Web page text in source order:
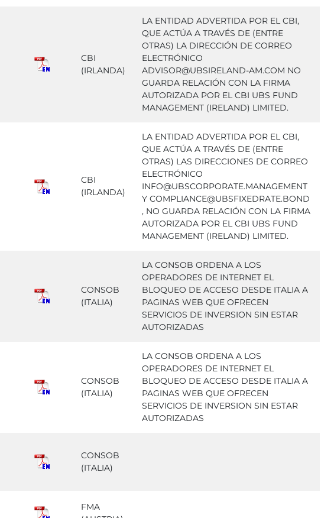
CBI
(IRLANDA)
LA ENTIDAD ADVERTIDA POR EL CBI,
QUE ACTÚA A TRAVÉS DE (ENTRE
OTRAS) LA DIRECCIÓN DE CORREO
ELECTRÓNICO
ADVISOR@UBSIRELAND-AM.COM NO
GUARDA RELACIÓN CON LA FIRMA
AUTORIZADA POR EL CBI UBS FUND
MANAGEMENT (IRELAND) LIMITED.
CBI
(IRLANDA)
LA ENTIDAD ADVERTIDA POR EL CBI,
QUE ACTÚA A TRAVÉS DE (ENTRE
OTRAS) LAS DIRECCIONES DE CORREO
ELECTRÓNICO
INFO@UBSCORPORATE.MANAGEMENT
Y COMPLIANCE@UBSFIXEDRATE.BOND
, NO GUARDA RELACIÓN CON LA FIRMA
AUTORIZADA POR EL CBI UBS FUND
MANAGEMENT (IRELAND) LIMITED.
CONSOB
(ITALIA)
LA CONSOB ORDENA A LOS
OPERADORES DE INTERNET EL
BLOQUEO DE ACCESO DESDE ITALIA A
PAGINAS WEB QUE OFRECEN
SERVICIOS DE INVERSION SIN ESTAR
AUTORIZADAS
CONSOB
(ITALIA)
LA CONSOB ORDENA A LOS
OPERADORES DE INTERNET EL
BLOQUEO DE ACCESO DESDE ITALIA A
PAGINAS WEB QUE OFRECEN
SERVICIOS DE INVERSION SIN ESTAR
AUTORIZADAS
CONSOB
(ITALIA)
FMA